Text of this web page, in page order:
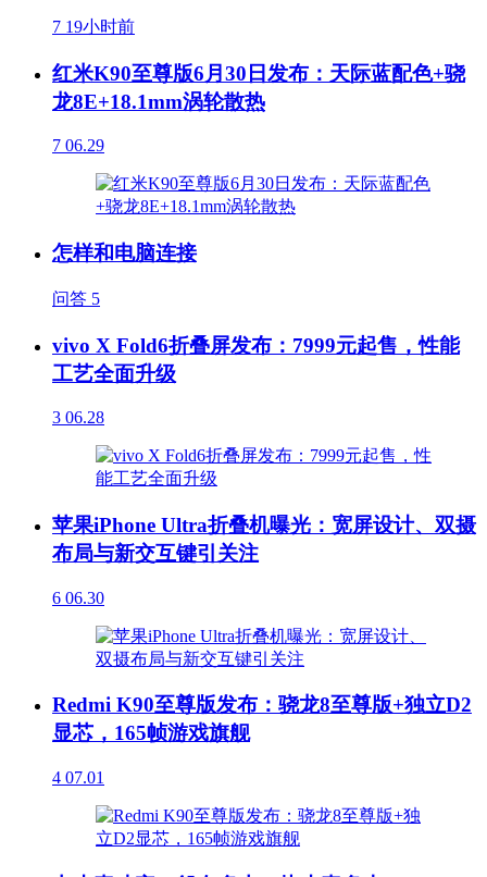
7 19小时前
红米K90至尊版6月30日发布：天际蓝配色+骁
龙8E+18.1mm涡轮散热
7 06.29
怎样和电脑连接
问答 5
vivo X Fold6折叠屏发布：7999元起售，性能
工艺全面升级
3 06.28
苹果iPhone Ultra折叠机曝光：宽屏设计、双摄
布局与新交互键引关注
6 06.30
Redmi K90至尊版发布：骁龙8至尊版+独立D2
显芯，165帧游戏旗舰
4 07.01